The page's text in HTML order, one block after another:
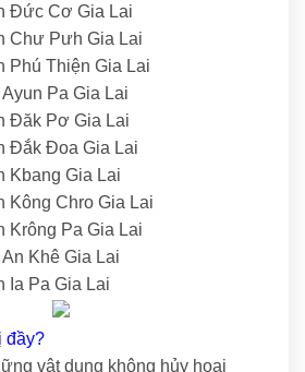
Đức Cơ Gia Lai
Chư Pưh Gia Lai
Phú Thiện Gia Lai
Pa Gia Lai
Đăk Pơ Gia Lai
Đắk Đoa Gia Lai
Kbang Gia Lai
Kông Chro Gia Lai
Krông Pa Gia Lai
Khê Gia Lai
Ia Pa Gia Lai
đầy?
vật dụng không hủy hoại